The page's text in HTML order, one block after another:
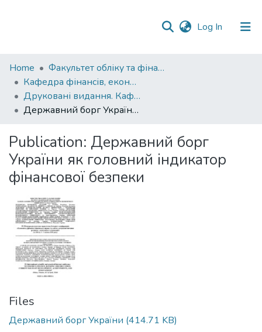
Log In (current)
Communities
&
Collections
All of DSpace
Statistics
Home
Факультет обліку та фінансів
Кафедра фінансів, економічних досліджень і туризму
Друковані видання. Кафедра фінансів, економічних досліджень і туризму
Державний борг України як головний індикатор фінансової безпеки
Publication: Державний борг
України як головний індикатор
фінансової безпеки
Files
Державний борг України (414.71 KB)